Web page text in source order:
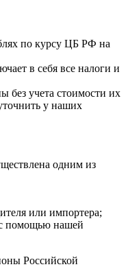
по курсу ЦБ РФ на
в себя все налоги и
без учета стоимости их
у наших
одним из
или импортера;
с помощью нашей
Российской